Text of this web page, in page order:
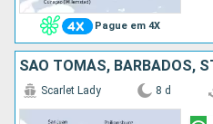
Pague em 4X
Scarlet Lady 8 d